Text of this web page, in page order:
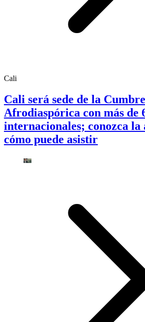
Cali
Cali será sede de la
Afrodiaspórica con más de
internacionales; conozca la
cómo puede asistir